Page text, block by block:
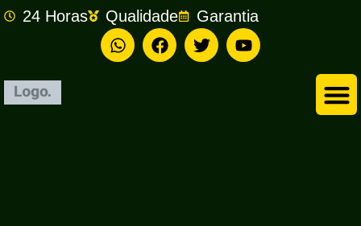
24 Horas Qualidade Garantia